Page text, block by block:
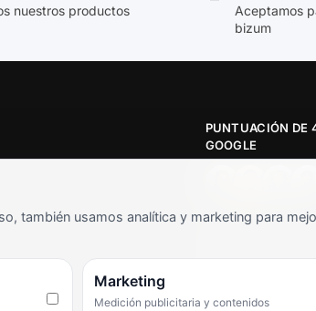
nuestros productos
Aceptamos
bizum
PUNTUACIÓN DE
GOOGLE
★★★★★
«Servicio de
con precios
comprado en
siempre dan
también usamos analítica y marketing para
Marketing
Medición publicitaria y contenidos